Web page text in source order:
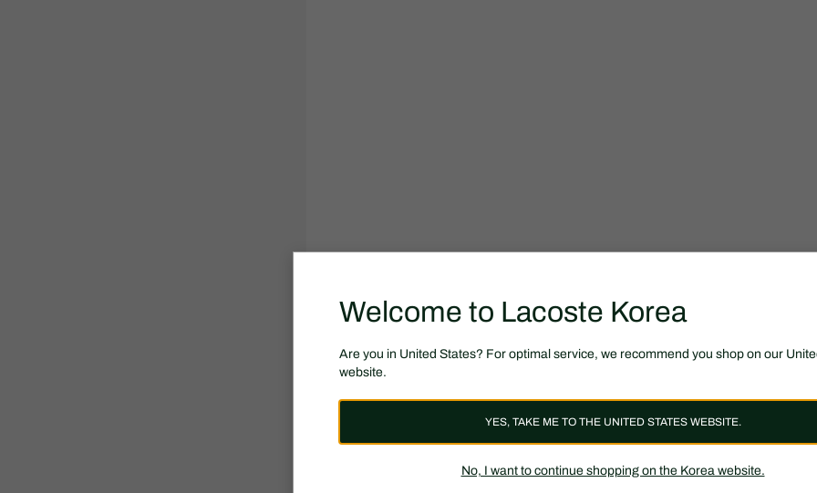
Welcome to Lacoste Korea
Are you in United States? For optimal service, we recommend you shop on our
website.
YES, TAKE ME TO THE UNITED STATES WEBSITE.
No, I want to continue shopping on the Korea website.